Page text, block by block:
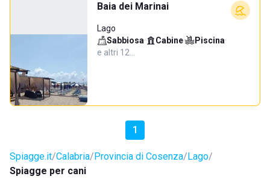
Baia dei Marinai
Lago
Sabbiosa· Cabine· Piscina·
e altri 12…
1
Spiagge.it Calabria Provincia di Cosenza Lago
Spiagge per cani